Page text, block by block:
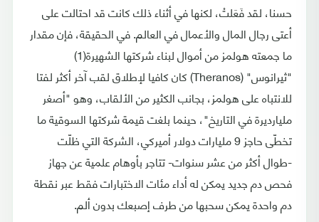
حسنا، لقد فَعَلتْ، لكنها في أثناء ذلك كانت قد احتالت على
أعتى رجال المال والأعمال في العالم. في الحقيقة، فإن مقدار
ما جمعته هولمز من أموال لبناء شركتها الشهيرة(1)
"ثيرانوس" (Theranos) كان كافيا لإطلاق لقب آخر أكثر لفتا
للانتباه على هولمز، بجانب الكثير من الألقاب، وهو "أصغر
مليارديرة في التاريخ"، حينما بلغت قيمة شركتها السوقية ما
تخطّى حاجز 9 مليارات دولار أميركي، الشركة التي ظلّت
-طوال أكثر من عشر سنوات- تتاجر بأوهام علمية عن جهاز
فحص دم جديد يمكن له أداء مئات الاختبارات فقط عبر نقطة
دم واحدة يمكن سحبها من طرف إصبعك بدون ألم.